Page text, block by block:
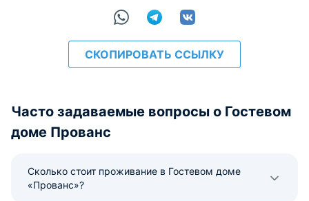
СКОПИРОВАТЬ ССЫЛКУ
Часто задаваемые вопросы о Гостевом
доме Прованс
Сколько стоит проживание в Гостевом доме
«Прованс»?